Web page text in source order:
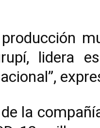
lidera
la